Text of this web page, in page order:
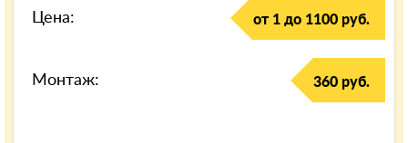
Цена: от 1 до 1100 руб.
Монтаж: 360 руб.